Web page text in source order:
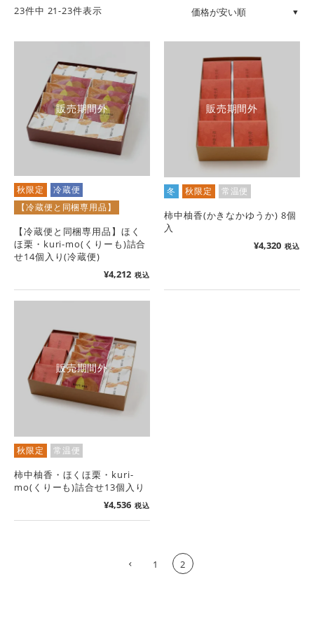
23件中 21-23件表示
販売期間外
秋限定
冷蔵便
【冷蔵便と同梱専用品】
【冷蔵便と同梱専用品】ほく
ほ栗・kuri-mo(くりーも)詰合
せ14個入り(冷蔵便)
¥4,212 税込
販売期間外
冬 秋限定 常温便
柿中柚香(かきなかゆうか) 8個
入
¥4,320 税込
販売期間外
秋限定 常温便
柿中柚香・ほくほ栗・kuri-
mo(くりーも)詰合せ13個入り
¥4,536 税込
1 2